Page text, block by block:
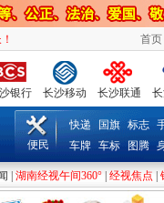
首页
银行 长沙移动 长沙联通
便民
快递 国旗 标志
车牌 车标 图腾
湖南经视午间360° 经视焦点